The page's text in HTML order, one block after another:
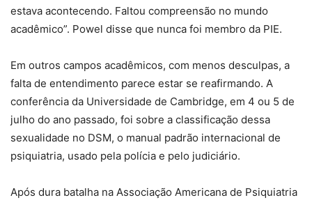
estava acontecendo. Faltou compreensão no mundo
acadêmico”. Powel disse que nunca foi membro da PIE.
Em outros campos acadêmicos, com menos desculpas, a
falta de entendimento parece estar se reafirmando. A
conferência da Universidade de Cambridge, em 4 ou 5 de
julho do ano passado, foi sobre a classificação dessa
sexualidade no DSM, o manual padrão internacional de
psiquiatria, usado pela polícia e pelo judiciário.
Após dura batalha na Associação Americana de Psiquiatria